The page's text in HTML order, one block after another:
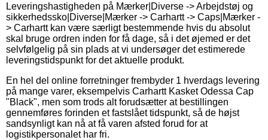
Leveringshastigheden på Mærker|Diverse -> Arbejdstøj og
sikkerhedssko|Diverse|Mærker -> Carhartt -> Caps|Mærker -
> Carhartt kan være særligt bestemmende hvis du absolut
skal bruge ordren inden for få dage, så i det øjemed er det
selvfølgelig på sin plads at vi undersøger det estimerede
leveringstidspunkt for det aktuelle produkt.
En hel del online forretninger frembyder 1 hverdags levering
på mange varer, eksempelvis Carhartt Kasket Odessa Cap
"Black", men som trods alt forudsætter at bestillingen
gennemføres forinden et fastslået tidspunkt, så de højst
sandsynligt kan nå at få varen afsted forud for at
logistikpersonalet har fri.